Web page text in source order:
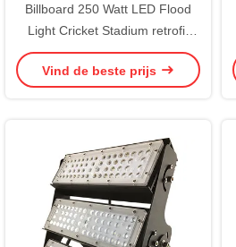
Billboard 250 Watt LED Flood
Light Cricket Stadium retrofit
ROHS
Vind de beste prijs